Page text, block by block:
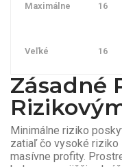
Maximálne 16
Veľké 16
Zásadné
Minimálne riziko
zatiaľ čo vysoké riziko
masívne profity.